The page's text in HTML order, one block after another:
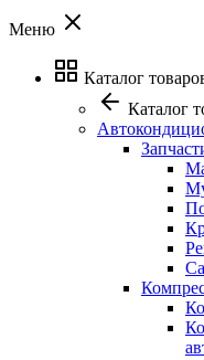
Меню
Каталог
Каталог